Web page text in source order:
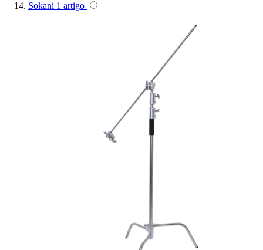
Sokani 1 artigo